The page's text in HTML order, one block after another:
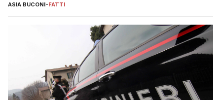
ASIA BUCONI-FATTI